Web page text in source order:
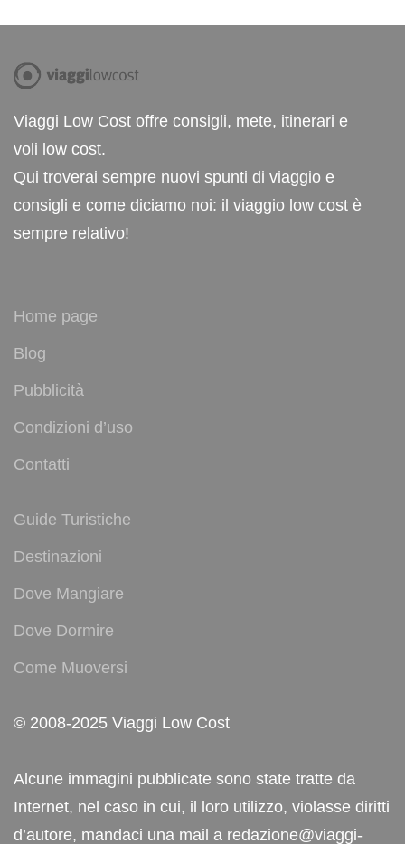
Viaggi Low Cost offre consigli, mete, itinerari e
voli low cost.
Qui troverai sempre nuovi spunti di viaggio e
consigli e come diciamo noi: il viaggio low cost è
sempre relativo!
Home page
Blog
Pubblicità
Condizioni d’uso
Contatti
Guide Turistiche
Destinazioni
Dove Mangiare
Dove Dormire
Come Muoversi
© 2008-2025 Viaggi Low Cost
Alcune immagini pubblicate sono state tratte da
Internet, nel caso in cui, il loro utilizzo, violasse diritti
d’autore, mandaci una mail a redazione@viaggi-